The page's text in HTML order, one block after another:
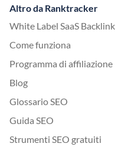
Altro da Ranktracker
White Label SaaS
Come funziona
Programma di affiliazione
Blog
Glossario SEO
Guida SEO
Strumenti SEO gratuiti